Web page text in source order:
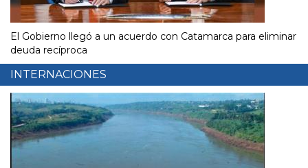
El Gobierno llegó a un acuerdo con Catamarca para eliminar
deuda recíproca
INTERNACIONES